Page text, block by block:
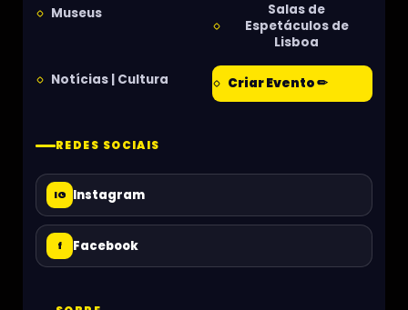
Museus
Salas de
Espetáculos de
Lisboa
Notícias | Cultura Criar Evento ✏
REDES SOCIAIS
IG Instagram
f Facebook